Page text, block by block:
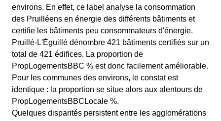
environs. En effet, ce label analyse la consommation
des Pruilléens en énergie des différents bâtiments et
certifie les bâtiments peu consommateurs d'énergie.
Pruillé-L'Éguillé dénombre 421 bâtiments certifiés sur un
total de 421 édifices. La proportion de
PropLogementsBBC % est donc facilement améliorable.
Pour les communes des environs, le constat est
identique : la proportion se situe alors aux alentours de
PropLogementsBBCLocale %.
Quelques disparités persistent entre les agglomérations